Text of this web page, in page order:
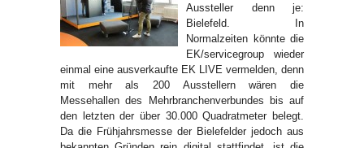
Aussteller denn je:
Bielefeld. In
Normalzeiten könnte die
EK/servicegroup wieder
einmal eine ausverkaufte EK LIVE vermelden, denn
mit mehr als 200 Ausstellern wären die
Messehallen des Mehrbranchenverbundes bis auf
den letzten der über 30.000 Quadratmeter belegt.
Da die Frühjahrsmesse der Bielefelder jedoch aus